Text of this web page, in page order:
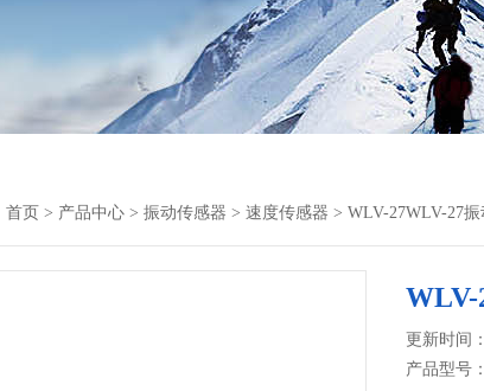
首页 > 产品中心 > 振动传感器 > 速度传感器 > WLV-27WLV-27
WLV-
更新时间
产品型号